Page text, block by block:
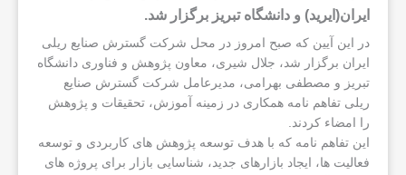
ایران(ایرید) و دانشگاه تبریز برگزار شد.
در این آیین که صبح امروز در محل شرکت گسترش صنایع ریلی
ایران برگزار شد، جلال شیری، معاون پژوهش و فناوری دانشگاه
تبریز و مصطفی بهرامی، مدیرعامل شرکت گسترش صنایع
ریلی تفاهم نامه همکاری در زمینه آموزش، تحقیقات و پژوهش
را امضاء کردند.
این تفاهم نامه که با هدف توسعه پژوهش های کاربردی و توسعه
فعالیت ها، ایجاد بازارهای جدید، شناسایی بازار برای پروژه های